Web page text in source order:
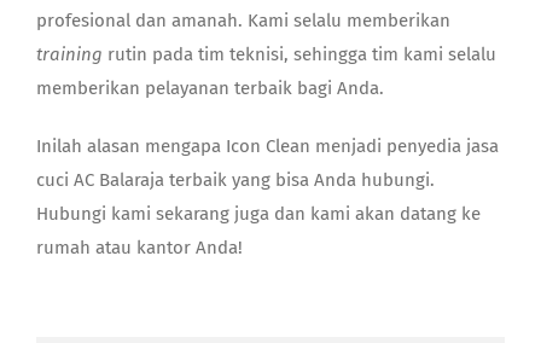
profesional dan amanah. Kami selalu memberikan
training rutin pada tim teknisi, sehingga tim kami selalu
memberikan pelayanan terbaik bagi Anda.
Inilah alasan mengapa Icon Clean menjadi penyedia jasa
cuci AC Balaraja terbaik yang bisa Anda hubungi.
Hubungi kami sekarang juga dan kami akan datang ke
rumah atau kantor Anda!